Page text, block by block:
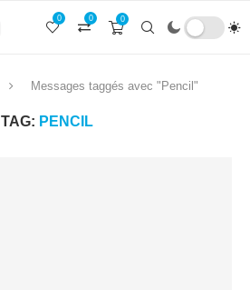
0
0
0
Messages taggés avec "Pencil"
TAG: PENCIL